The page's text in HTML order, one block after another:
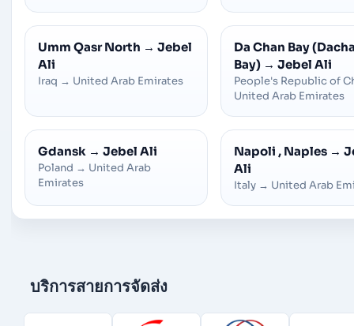
Umm Qasr North → Jebel
Ali
Iraq → United Arab Emirates
Da Chan Bay
Bay) → Jebel Ali
People's Republic of
United Arab Emirates
Gdansk → Jebel Ali
Poland → United Arab
Emirates
Napoli , Naples →
Ali
Italy → United Arab
บริการสายการจัดส่ง